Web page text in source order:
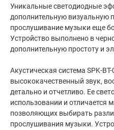
Уникальные светодиодные
дополнительную визуальную
прослушивание музыки еще
Устройство выполнено в
дополнительную простоту и
Акустическая система SPK-
высококачественный звук,
детально и отчетливо. Ее
использовании и отличается
позволяющих выбирать
прослушивания музыки.